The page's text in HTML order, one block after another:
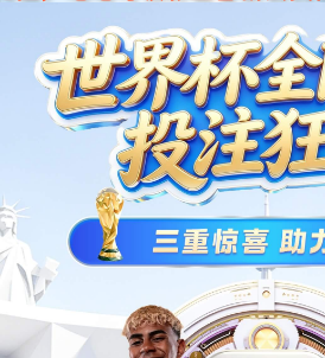
按键面板
ePad-I 按键面板
ePad系列 卓越的防尘防水能力